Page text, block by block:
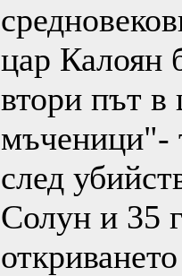
цар Калоян
втори път в
мъченици"-
след
Солун и 35